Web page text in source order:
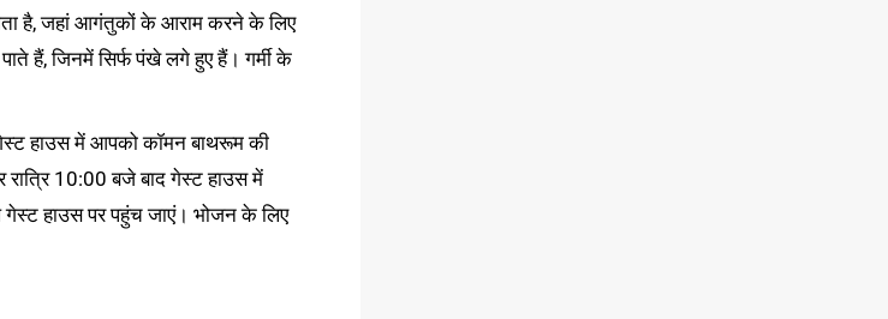
है, जहां आगंतुकों के आराम करने के लिए
हैं, जिनमें सिर्फ पंखे लगे हुए हैं। गर्मी के
गेस्ट हाउस में आपको कॉमन बाथरूम की
रात्रि 10:00 बजे बाद गेस्ट हाउस में
हाउस पर पहुंच जाएं। भोजन के लिए